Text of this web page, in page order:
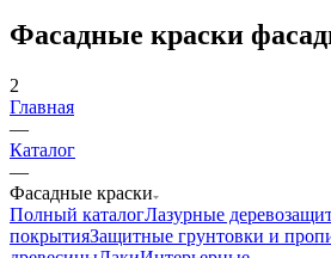
Фасадные краски
2
Главная
—
Каталог
—
Фасадные краски
Полный каталогЛазурные
покрытияЗащитные грунтовки и